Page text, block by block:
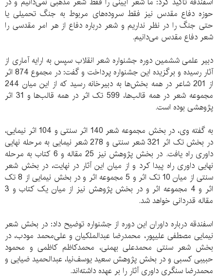
حوزه دفاع مقدس نیز فقط سروده‌های مربوط به جنگ تحمیلی یا
حتی جنگ را در نظر نداریم و شعر درباره دفاع از هر امر مقدسی را
شعر دفاع مقدس می‌دانیم.
دبیر علمی ششمین دوره جشنواره شعر انقلاب سپس به ارایه آماری از
آثار رسیده و برگزیده این جشنواره پرداخت و گفت: در مجموع 874 اثر
از 201 شاعر در همه بخش‌ها به دبیرخانه رسید که از این میان 244
مجموعه شعر در همه قالب‌ها، 599 تک اثر در همه قالب‌ها و 31 اثر
پژوهشی بوده است.
به گفته وی، در بخش مجموعه شعر 140 اثر سنتی و 104 اثر نیمایی،
در بخش تک اثر 321 شعر سنتی و 278 شعر نیمایی به مرحله نهایی
داوری راه یافت. در بخش پژوهش نیز 25 مقاله و 6 کتاب به مرحله
نهایی داوری راه پیدا کرد و از میان این آثار در نهایت، در بخش شعر
سنتی از میان 10 تک اثر و 5 مجموعه اثر و در بخش نیمایی از 8 تک
اثر و 4 مجموعه اثر و در بخش پژوهش نیز از میان یک کتاب و 3
مقاله قدردانی خواهد شد.
اسفندقه درباره داوران این دوره از جشنواره توضیح داد: در بخش شعر
نیمایی مصطفی علیپور، محمدرضا عبدالملکیان و علی‌محمد مودب، در
بخش شعر سنتی محمدعلی بهمنی، محمدکاظم کاظمی و محمود
حبیبی کسبی و در بخش پژوهش سعید یوسف‌نیا، عبدالحمید ضیایی و
محمدرضا سنگری داوری آثار را بر عهده داشته‌اند.